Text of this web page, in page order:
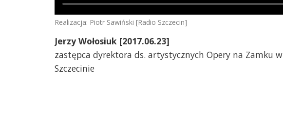
Realizacja: Piotr Sawiński [Radio Szczecin]
Jerzy Wołosiuk [2017.06.23]
zastępca dyrektora ds. artystycznych Opery na Zamku w
Szczecinie